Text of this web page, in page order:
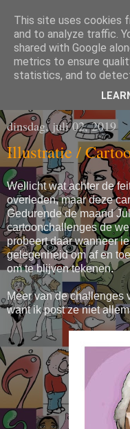
dinsdag, juli 02, 2019
Illustratie /
Wellicht wat achter de
overleden, maar deze
Gedurende de maand
cartoonchallenges de
probeert daar wanneer
gelegenheid om af en
om te blijven tekenen.
Meer van de challenges
want ik post ze niet
This site uses cookies
and to analyze traffic.
shared with Google
metrics to ensure
statistics, and to